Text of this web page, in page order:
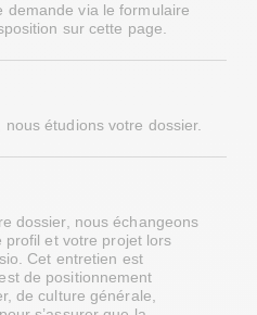
demande via le formulaire
sur cette page.
nous étudions votre dossier.
dossier, nous échangeons
profil et votre projet lors
Cet entretien est
de positionnement
de culture générale,